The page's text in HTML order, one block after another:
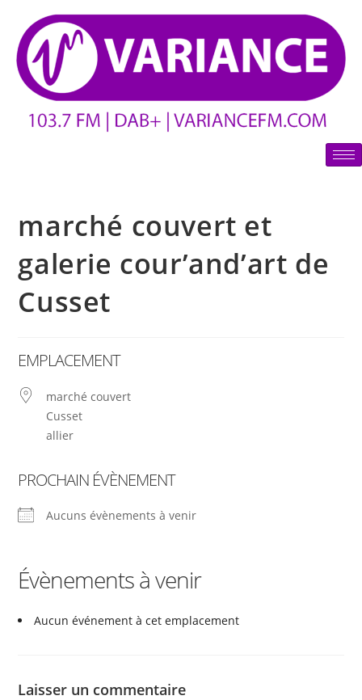
marché couvert et
galerie cour’and’art de
Cusset
EMPLACEMENT
marché couvert
Cusset
allier
PROCHAIN ÉVÈNEMENT
Aucuns évènements à venir
Évènements à venir
Aucun événement à cet emplacement
Laisser un commentaire